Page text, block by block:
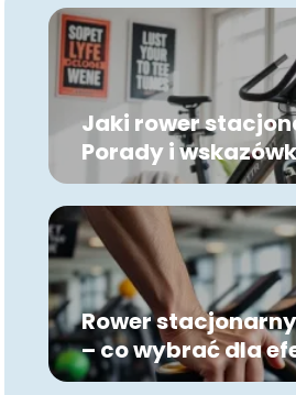
Jaki rower
Porady i
Rower
– co wybrać dla
treningu?